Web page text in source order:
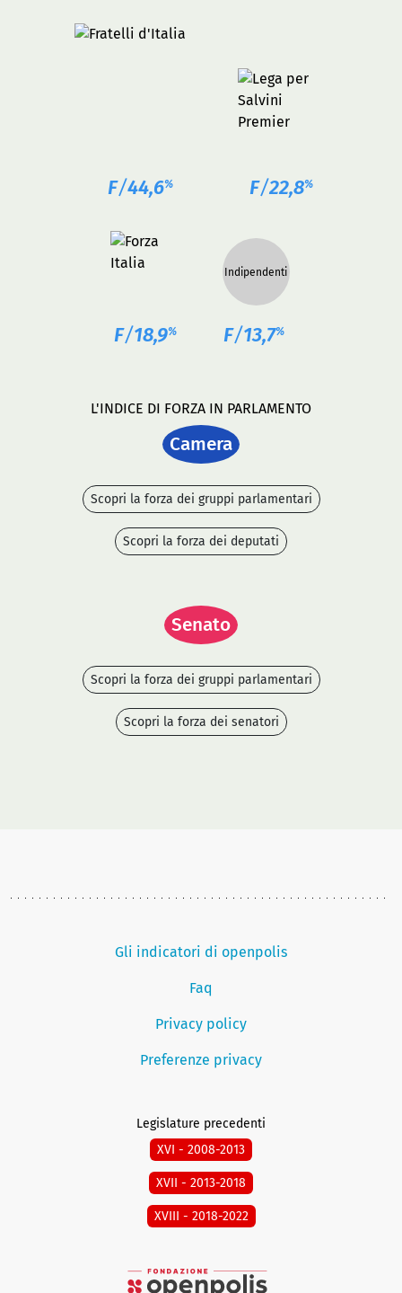
F/44,6% F/22,8%
F/18,9%
Indipendenti
F/13,7%
L'INDICE DI FORZA IN PARLAMENTO
Camera
Scopri la forza dei gruppi parlamentari
Scopri la forza dei deputati
Senato
Scopri la forza dei gruppi parlamentari
Scopri la forza dei senatori
Gli indicatori di openpolis
Faq
Privacy policy
Preferenze privacy
Legislature precedenti
XVI - 2008-2013
XVII - 2013-2018
XVIII - 2018-2022